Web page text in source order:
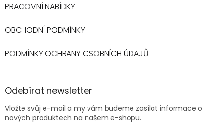
PRACOVNÍ NABÍDKY
OBCHODNÍ PODMÍNKY
PODMÍNKY OCHRANY OSOBNÍCH ÚDAJŮ
Odebírat newsletter
Vložte svůj e-mail a my vám budeme zasílat informace o
nových produktech na našem e-shopu.